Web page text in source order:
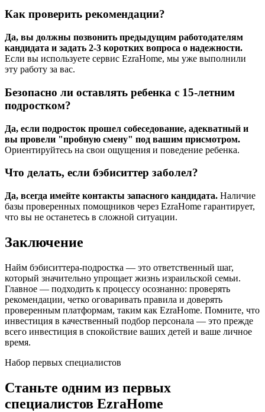
Как проверить рекомендации?
Да, вы должны позвонить предыдущим работодателям
кандидата и задать 2-3 коротких вопроса о надежности.
Если вы используете сервис EzraHome, мы уже выполнили
эту работу за вас.
Безопасно ли оставлять ребенка с 15-летним
подростком?
Да, если подросток прошел собеседование, адекватный и
вы провели "пробную смену" под вашим присмотром.
Ориентируйтесь на свои ощущения и поведение ребенка.
Что делать, если бэбиситтер заболел?
Да, всегда имейте контакты запасного кандидата. Наличие
базы проверенных помощников через EzraHome гарантирует,
что вы не останетесь в сложной ситуации.
Заключение
Найм бэбиситтера-подростка — это ответственный шаг,
который значительно упрощает жизнь израильской семьи.
Главное — подходить к процессу осознанно: проверять
рекомендации, четко оговаривать правила и доверять
проверенным платформам, таким как EzraHome. Помните, что
инвестиция в качественный подбор персонала — это прежде
всего инвестиция в спокойствие ваших детей и ваше личное
время.
Набор первых специалистов
Станьте одним из первых
специалистов EzraHome